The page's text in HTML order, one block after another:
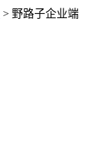
> 野路子企业端